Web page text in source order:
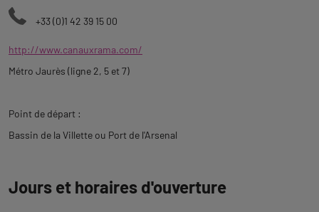
+33 (0)1 42 39 15 00
http://www.canauxrama.com/
Métro Jaurès (ligne 2, 5 et 7)
Point de départ :
Bassin de la Villette ou Port de l'Arsenal
Jours et horaires d'ouverture